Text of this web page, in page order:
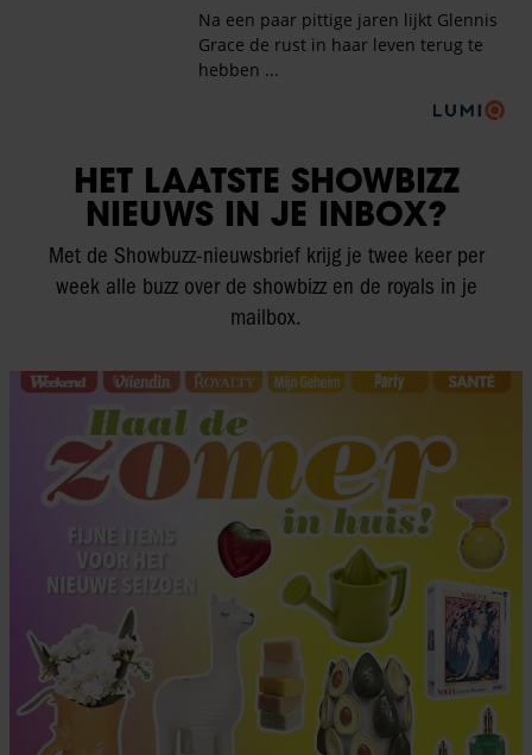
HET LAATSTE SHOWBIZZ
NIEUWS IN JE INBOX?
Met de Showbuzz-nieuwsbrief krijg je twee keer per
week alle buzz over de showbizz en de royals in je
mailbox.